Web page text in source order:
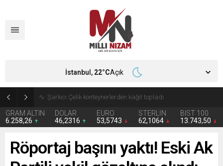
İran 2 ülkeyi birden vurdu
GRAM ALTIN
6.258,26
DOLAR
46,2316
EURO
53,5743
STERLİN
62,1064
BIST 100
13.743,50
İstanbul, 22°CAçık
Röportaj başını yaktı! Eski Ak